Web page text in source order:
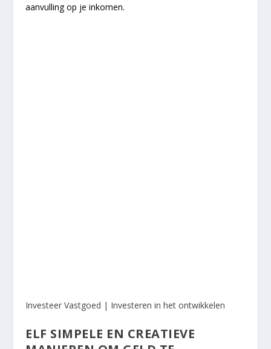
aanvulling op je inkomen.
Investeer Vastgoed | Investeren in het ontwikkelen
ELF SIMPELE EN CREATIEVE